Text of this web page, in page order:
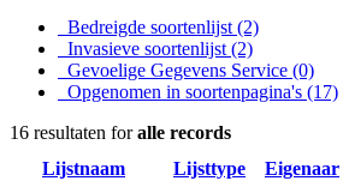
Bedreigde soortenlijst (2)
Invasieve soortenlijst (2)
Gevoelige Gegevens Service (0)
Opgenomen in soortenpagina's (17)
16 resultaten foralle records
Lijstnaam
Lijsttype Eigenaar